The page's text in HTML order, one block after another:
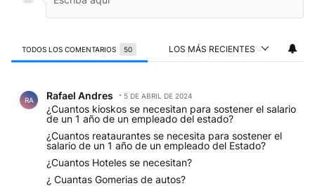
TODOS LOS COMENTARIOS 50 LOS MÁS RECIENTES
RA Rafael Andres 5 DE ABRIL DE 2024
¿Cuantos kioskos se necesitan para sostener el salario
de un 1 año de un empleado del estado?
¿Cuantos reataurantes se necesita para sostener el
salario de un 1 año de un empleado del Estado?
¿Cuantos Hoteles se necesitan?
¿ Cuantas Gomerias de autos?